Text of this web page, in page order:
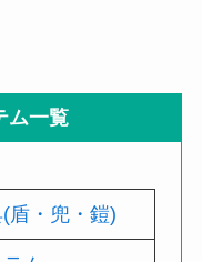
ム一覧
(盾・兜・鎧)